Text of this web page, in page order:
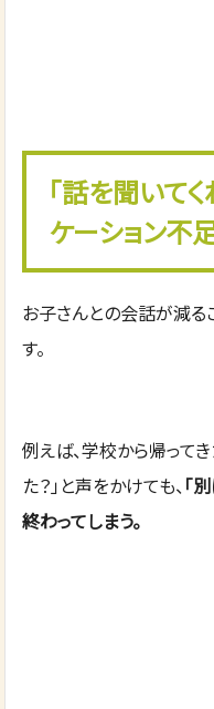
「話を聞いて
ケーション不
お子さんとの会話が減る
す。
例えば、学校から帰って
た？」と声をかけても、 「
終わってしまう。